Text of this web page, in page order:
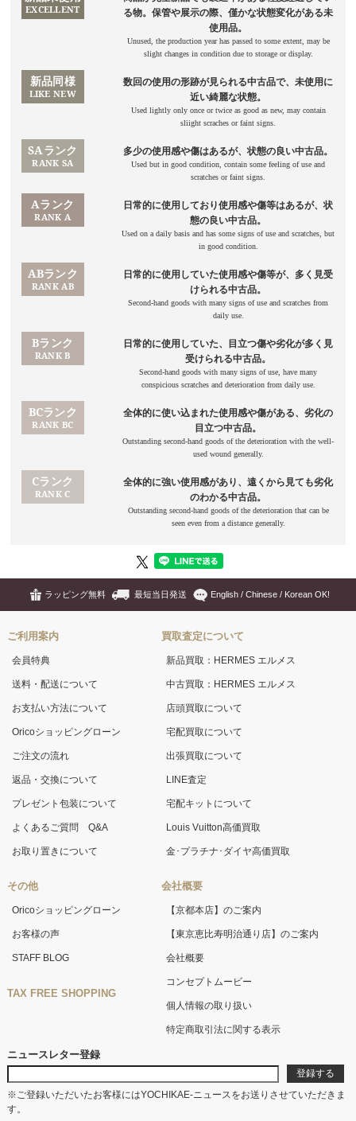
ラッピング無料 最短当日発送 English / Chinese / Korean OK!
ご利用案内
会員特典
送料・配送について
お支払い方法について
Oricoショッピングローン
ご注文の流れ
返品・交換について
プレゼント包装について
よくあるご質問 Q&A
お取り置きについて
その他
Oricoショッピングローン
お客様の声
STAFF BLOG
TAX FREE SHOPPING
買取査定について
新品買取：HERMES エルメス
中古買取：HERMES エルメス
店頭買取について
宅配買取について
出張買取について
LINE査定
宅配キットについて
Louis Vuitton高価買取
金･プラチナ･ダイヤ高価買取
会社概要
【京都本店】のご案内
【東京恵比寿明治通り店】のご案内
会社概要
コンセプトムービー
個人情報の取り扱い
特定商取引法に関する表示
ニュースレター登録
※ご登録いただいたお客様にはYOCHIKAE-ニュースをお送りさせていただきま
す。